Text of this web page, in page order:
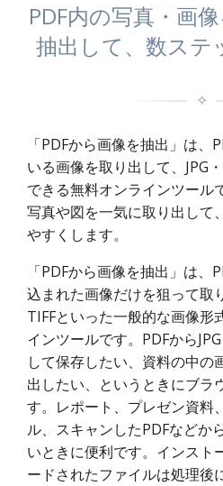
PDF内の写真・画
抽出して、数ステ
✧
「PDFから画像を抽出」は、
いる画像を取り出して、JPG
できる無料オンラインツール
写真や図を一気に取り出して
やすくします。
「PDFから画像を抽出」は、
込まれた画像だけを狙って取
TIFFといった一般的な画像形
インツールです。PDFから
して保存したい、資料の中の
出したい、というときにブラ
す。レポート、プレゼン資料
ル、スキャンしたPDFなどか
いときに便利です。インスト
ードされたファイルは処理後